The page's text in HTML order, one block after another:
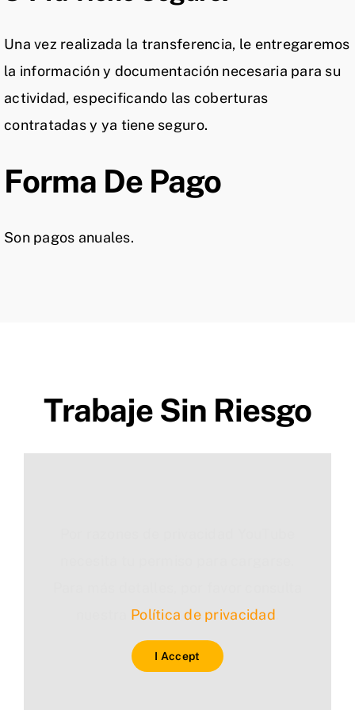
Una vez realizada la transferencia, le entregaremos
la información y documentación necesaria para su
actividad, especificando las coberturas
contratadas y ya tiene seguro.
Forma De Pago
Son pagos anuales.
Trabaje Sin Riesgo
Política de privacidad
I Accept